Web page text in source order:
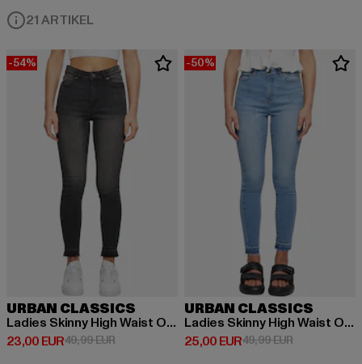
21 ARTIKEL
-54%
URBAN CLASSICS
Ladies Skinny High Waist Open Hem Jeans
23,00 EUR
Derzeitiger Preis: 23,00 EUR
49,99 EURAktionspreis: 49,99 EUR
-50%
URBAN CLASSICS
Ladies Skinny High Waist Open Hem Jeans
25,00 EUR
Derzeitiger Preis: 25,00 EUR
49,99 EURAktionspreis: